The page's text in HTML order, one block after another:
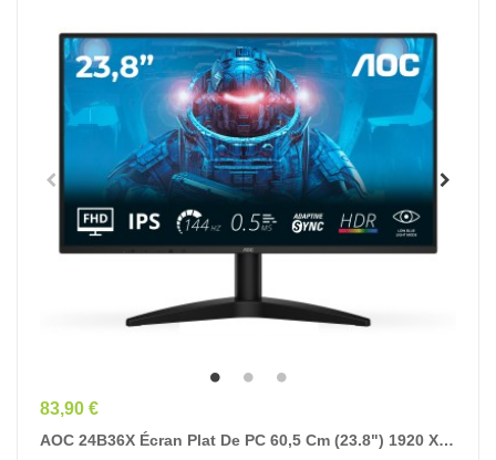
Prix
83,90 €
AOC 24B36X Écran Plat De PC 60,5 Cm (23.8") 1920 X